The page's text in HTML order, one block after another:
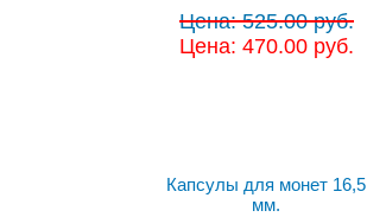
Цена: 525.00 руб.
Цена: 470.00 руб.
Капсулы для монет 16,5
мм.